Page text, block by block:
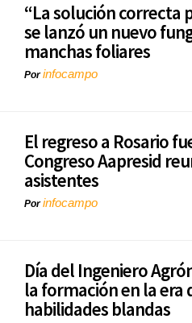
“La solución correcta
se lanzó un nuevo
manchas foliares
Porinfocampo
El regreso a Rosario
Congreso Aapresid
asistentes
Porinfocampo
Día del Ingeniero
la formación en la era
habilidades blandas